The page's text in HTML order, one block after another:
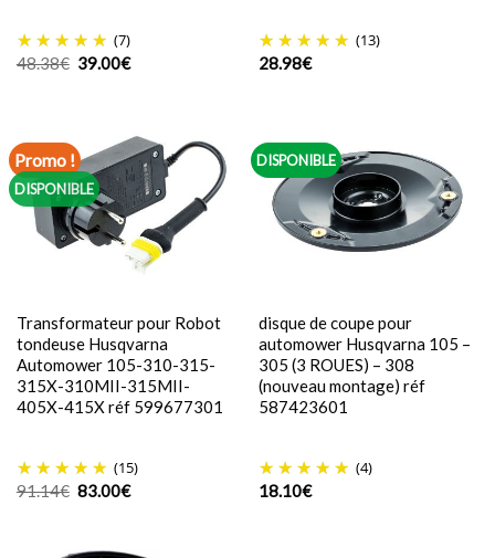
(7)
48.38€ Le
prix
39.00€Le
prix
(13)
28.98€
Promo !
DISPONIBLE
Transformateur pour Robot
tondeuse Husqvarna
Automower 105-310-315-
315X-310MII-315MII-
405X-415X réf 599677301
(15)
91.14€ Le
prix
91.14€.
83.00€Le
prix
DISPONIBLE
disque de coupe pour
automower Husqvarna 105 –
305 (3 ROUES) – 308
(nouveau montage) réf
587423601
(4)
18.10€